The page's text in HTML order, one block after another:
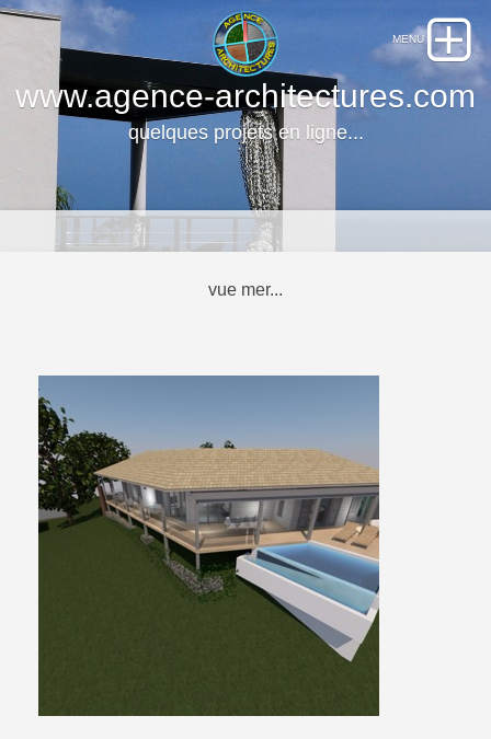
www.agence-architectures.com
quelques projets en ligne...
vue mer...